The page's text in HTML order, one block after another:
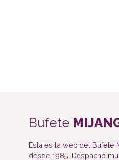
Bufete
Esta es la web del Bufete
desde 1985. Despacho